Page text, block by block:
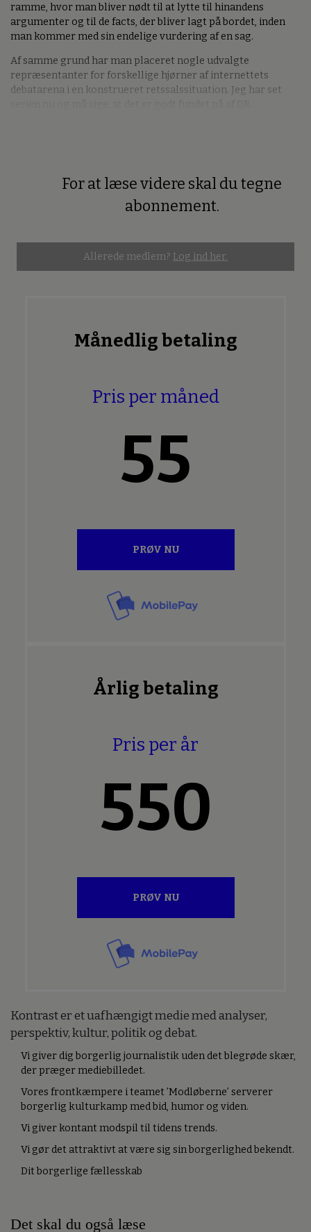
ramme, hvor man bliver nødt til at lytte til hinandens
argumenter og til de facts, der bliver lagt på bordet, inden
man kommer med sin endelige vurdering af en sag.
Af samme grund har man placeret nogle udvalgte
repræsentanter for forskellige hjørner af internettets
debatarena i en konstrueret retssalssituation. Jeg har set
For at læse videre skal du tegne
abonnement.
Allerede medlem? Log ind her.
Månedlig betaling
Pris per måned
55
PRØV NU
Årlig betaling
Pris per år
550
PRØV NU
Kontrast er et uafhængigt medie med analyser,
perspektiv, kultur, politik og debat.
Vi giver dig borgerlig journalistik uden det blegrøde skær,
der præger mediebilledet.
Vores frontkæmpere i teamet ’Modløberne’ serverer
borgerlig kulturkamp med bid, humor og viden.
Vi giver kontant modspil til tidens trends.
Vi gør det attraktivt at være sig sin borgerlighed bekendt.
Dit borgerlige fællesskab
Det skal du også læse